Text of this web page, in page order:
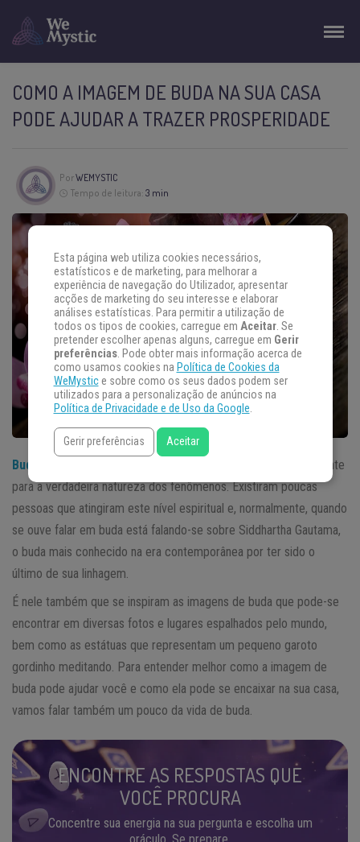
COMO A IMAGEM DE BUDA NA SUA CASA
PODE AJUDAR A TRAZER PROSPERIDADE
PorWEMYSTIC
Tempo de leitura: 3 min
Buda
é a denominação de uma pessoa que despertou plenamente
para a verdadeira natureza dos fenômenos. Existiram poucas
pessoas que atingiram este nível espiritual e, normalmente, quando
se ouve falar em buda está falando-se sobre Siddhartha Gautama,
o buda mais conhecido na era contemporânea por ter sido o
último de sua linhagem.
É nele também que se inspiram as imagens de buda que pode-se
encontrar em diversas fotos e lugares espalhados pelo mundo,
bem como as estátuas que representam um pequeno garoto
gordinho meditando. Para entender melhor como a imagem de
buda pode ajudar você e como ela pode se encaixar na sua casa,
vamos falar também um pouco da vida de buda.
ENCONTRE AS RESPOSTAS QUE
VOCÊ PROCURA
Concentre sua energia na sua pergunta e escolha um
oráculo. Se prepare.
Esta página web utiliza cookies necessários,
estatísticos e de marketing, para melhorar a
experiência de navegação do Utilizador, apresentar
acções de marketing do seu interesse e elaborar
análises estatísticas. Para permitir a utilização de
todos os tipos de cookies, carregue em Aceitar. Se
pretender escolher apenas alguns, carregue em Gerir
preferências. Pode obter mais informação acerca de
como usamos cookies na Política de Cookies da
WeMystice sobre como os seus dados podem ser
utilizados para a personalização de anúncios na
Política de Privacidade e de Uso da Google.
Gerir preferências Aceitar